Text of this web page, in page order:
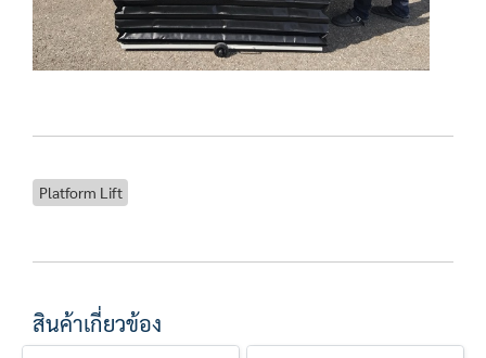
Platform Lift
สินค้าเกี่ยวข้อง